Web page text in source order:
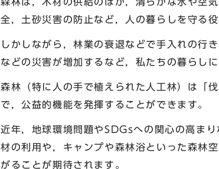
全，土砂災害の防止など，人の暮らしを守る
しかしながら，林業の衰退などで手入れの行
などの災害が増加するなど，私たちの暮らし
森林（特に人の手で植えられた人工林）は「
で，公益的機能を発揮することができます。
近年，地球環境問題やSDGsへの関心の高ま
材の利用や，キャンプや森林浴といった森林
がることが期待されます。